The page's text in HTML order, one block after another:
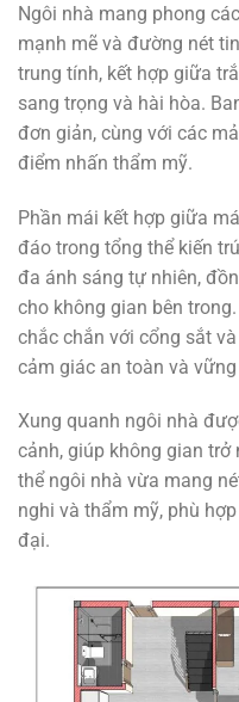
Ngôi nhà mang phong
mạnh mẽ và đường nét
trung tính, kết hợp giữa
sang trọng và hài hòa.
đơn giản, cùng với các
điểm nhấn thẩm mỹ.
Phần mái kết hợp giữa
đáo trong tổng thể kiến
đa ánh sáng tự nhiên,
cho không gian bên
chắc chắn với cổng sắt
cảm giác an toàn và
Xung quanh ngôi nhà
cảnh, giúp không gian trở
thể ngôi nhà vừa mang
nghi và thẩm mỹ, phù
đại.